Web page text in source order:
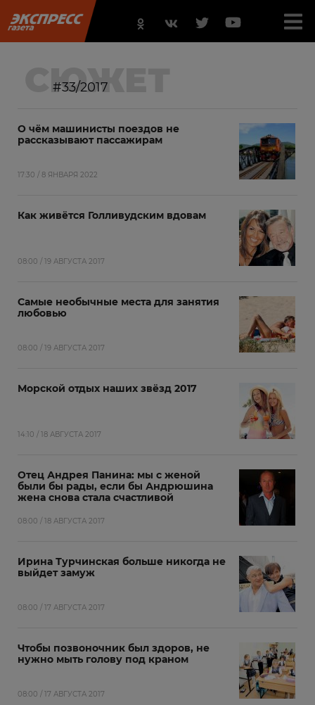
СЮЖЕТ
#33/2017
О чём машинисты поездов не
рассказывают пассажирам
17:30 / 8 ЯНВАРЯ 2022
Как живётся Голливудским вдовам
08:00 / 19 АВГУСТА 2017
Самые необычные места для занятия
любовью
08:00 / 19 АВГУСТА 2017
Морской отдых наших звёзд 2017
14:10 / 18 АВГУСТА 2017
Отец Андрея Панина: мы с женой
были бы рады, если бы Андрюшина
жена снова стала счастливой
08:00 / 18 АВГУСТА 2017
Ирина Турчинская больше никогда не
выйдет замуж
08:00 / 17 АВГУСТА 2017
Чтобы позвоночник был здоров, не
нужно мыть голову под краном
08:00 / 17 АВГУСТА 2017